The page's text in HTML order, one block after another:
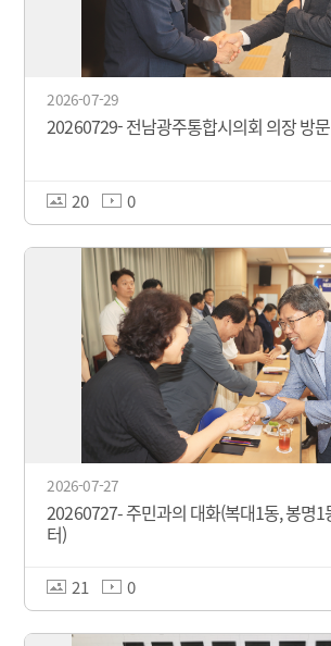
2026-07-29
20260729- 전남광주통합시의회 의장 방문
20 0
2026-07-27
20260727- 주민과의 대화(복대1동, 봉명1동 행정복지센
터)
21 0